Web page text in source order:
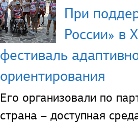
При
России» в
фестиваль
ориентирования
Его организовали по
страна – доступная